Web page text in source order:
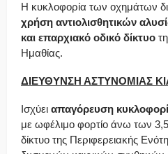
Η κυκλοφορία των οχημάτων
χρήση αντιολισθητικών
και επαρχιακό οδικό δίκτυο
Ημαθίας.
ΔΙΕΥΘΥΝΣΗ ΑΣΤΥΝΟΜΙΑΣ
Ισχύει απαγόρευση
με ωφέλιμο φορτίο άνω των
δίκτυο της Περιφερειακής